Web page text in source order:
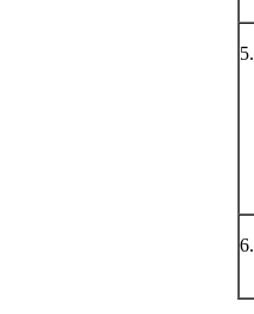
5.
6.